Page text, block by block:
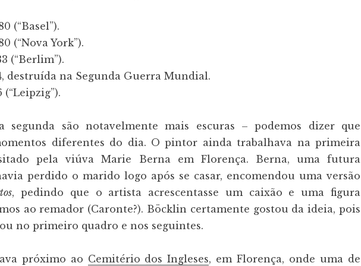
(“Basel”).
(“Nova York”).
(“Berlim”).
destruída na Segunda Guerra Mundial.
(“Leipzig”).
são notavelmente mais escuras – podemos dizer que
diferentes do dia. O pintor ainda trabalhava na primeira
pela viúva Marie Berna em Florença. Berna, uma futura
perdido o marido logo após se casar, encomendou uma versão
, pedindo que o artista acrescentasse um caixão e uma figura
ao remador (Caronte?). Böcklin certamente gostou da ideia, pois
no primeiro quadro e nos seguintes.
próximo ao Cemitério dos Ingleses, em Florença, onde uma de